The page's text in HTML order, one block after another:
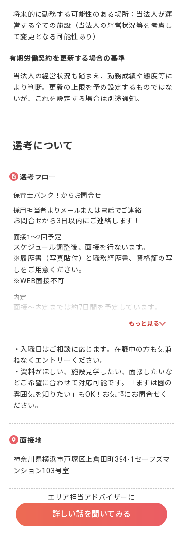
将来的に勤務する可能性のある場所：当法人が運
営する全ての施設（当法人の経営状況等を考慮し
て変更となる可能性あり）
有期労働契約を更新する場合の基準
当法人の経営状況も踏まえ、勤務成績や態度等に
より判断。更新の上限を予め設定するものではな
いが、これを設定する場合は別途通知。
選考について
選考フロー
保育士バンク！からお問合せ
採用担当者よりメールまたは電話でご連絡
お問合せから3日以内にご連絡します！
面接1～2回予定
スケジュール調整後、面接を行ないます。
※履歴書（写真貼付）と職務経歴書、資格証の写
しをご用意ください。
※WEB面接不可
内定
面接～内定までは約7日間を予定しています。
双方で合意となりましたら、採用となります！一
もっと見る
・入職日はご相談に応じます。在職中の方も気兼
ねなくエントリーください。
・資料がほしい、施設見学したい、面接したいな
どご希望に合わせて対応可能です。「まずは園の
雰囲気を知りたい」もOK！お気軽にお問合せく
ださい。
面接地
神奈川県横浜市戸塚区上倉田町394-1セーフズマ
ンション103号室
エリア担当アドバイザーに
詳しい話を聞いてみる